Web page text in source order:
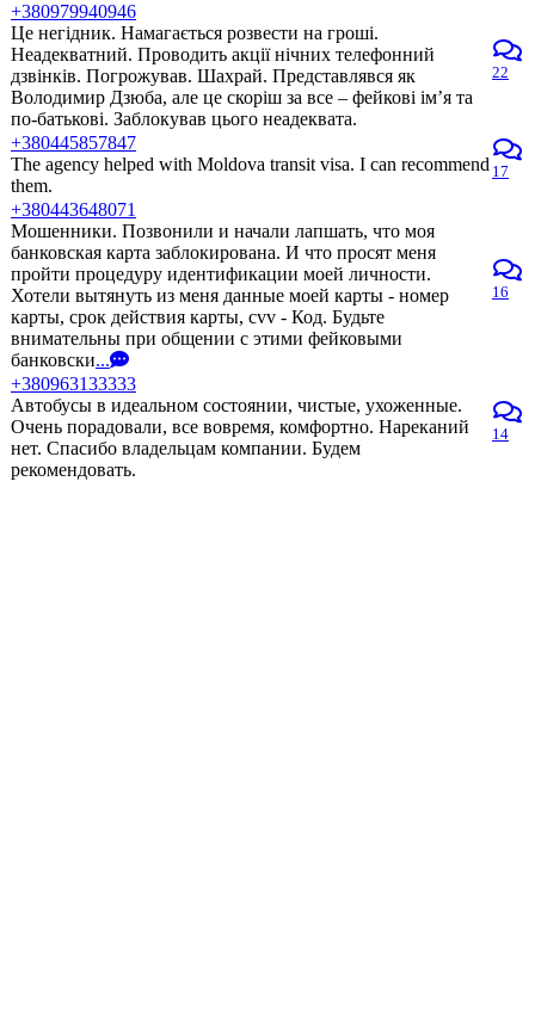
+380979940946
Це негідник. Намагається розвести на гроші.
Неадекватний. Проводить акції нічних телефонний
дзвінків. Погрожував. Шахрай. Представлявся як
Володимир Дзюба, але це скоріш за все – фейкові ім’я та
по-батькові. Заблокував цього неадеквата.
22
+380445857847
The agency helped with Moldova transit visa. I can recommend
them.
17
+380443648071
Мошенники. Позвонили и начали лапшать, что моя
банковская карта заблокирована. И что просят меня
пройти процедуру идентификации моей личности.
Хотели вытянуть из меня данные моей карты - номер
карты, срок действия карты, cvv - Код. Будьте
внимательны при общении с этими фейковыми
банковски...
16
+380963133333
Автобусы в идеальном состоянии, чистые, ухоженные.
Очень порадовали, все вовремя, комфортно. Нареканий
нет. Спасибо владельцам компании. Будем
рекомендовать.
14